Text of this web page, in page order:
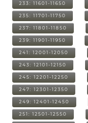
233: 11601-11650
235: 11701-11750
237: 11801-11850
239: 11901-11950
241: 12001-12050
243: 12101-12150
245: 12201-12250
247: 12301-12350
249: 12401-12450
251: 12501-12550